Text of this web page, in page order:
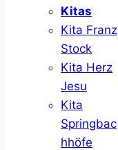
Kitas
Kita Franz
Stock
Kita Herz
Jesu
Kita
Springbac
hhöfe